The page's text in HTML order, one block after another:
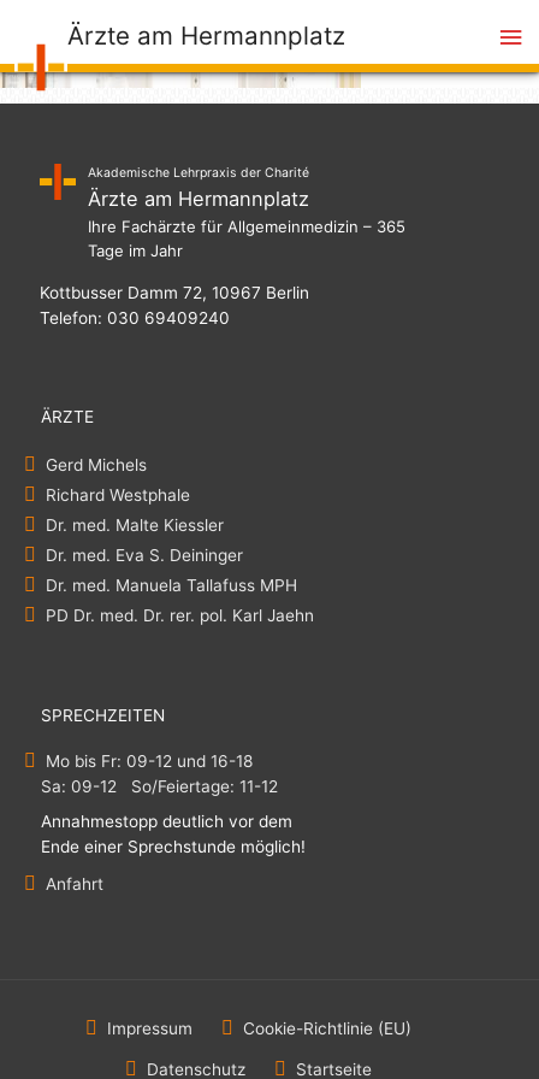
Ärzte am Hermannplatz
Akademische Lehrpraxis der Charité
Ärzte am Hermannplatz
Ihre Fachärzte für Allgemeinmedizin – 365
Tage im Jahr
Kottbusser Damm 72, 10967 Berlin
Telefon: 030 69409240
ÄRZTE
Gerd Michels
Richard Westphale
Dr. med. Malte Kiessler
Dr. med. Eva S. Deininger
Dr. med. Manuela Tallafuss MPH
PD Dr. med. Dr. rer. pol. Karl Jaehn
SPRECHZEITEN
Mo bis Fr: 09-12 und 16-18
Sa: 09-12 So/Feiertage: 11-12
Annahmestopp deutlich vor dem
Ende einer Sprechstunde möglich!
Anfahrt
Impressum Cookie-Richtlinie (EU)
Datenschutz Startseite